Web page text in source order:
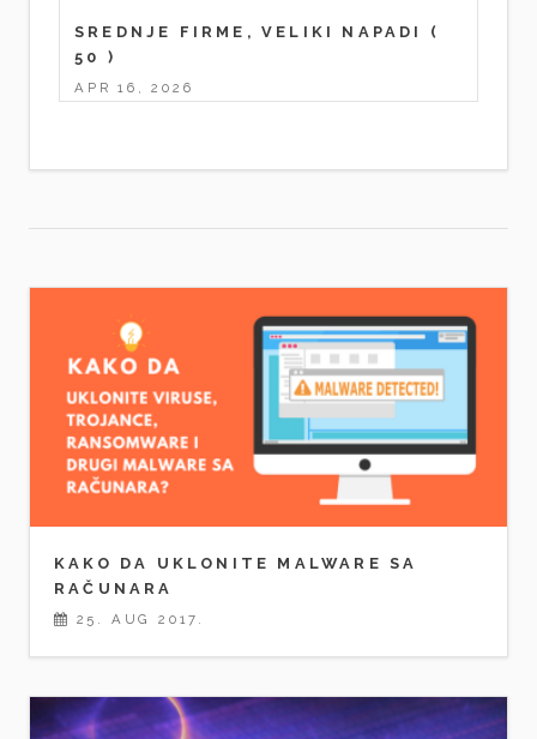
SREDNJE FIRME, VELIKI NAPADI
(
50 )
APR 16, 2026
KAKO DA UKLONITE MALWARE SA
RAČUNARA
25. AUG 2017.